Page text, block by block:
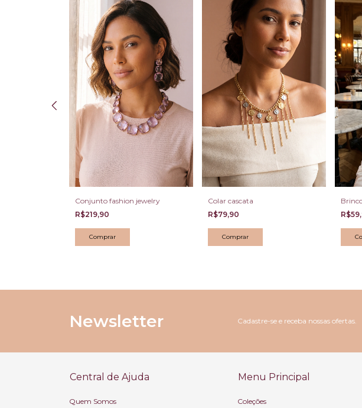
Conjunto fashion jewelry
R$219,90
Colar cascata
R$79,90
Newsletter Cadastre-se e receba nossas ofertas.
Central de Ajuda
Quem Somos
Menu Principal
Coleções